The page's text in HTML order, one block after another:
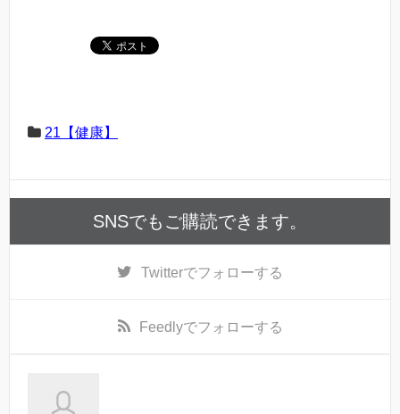
21【健康】
SNSでもご購読できます。
Twitterでフォローする
Feedlyでフォローする